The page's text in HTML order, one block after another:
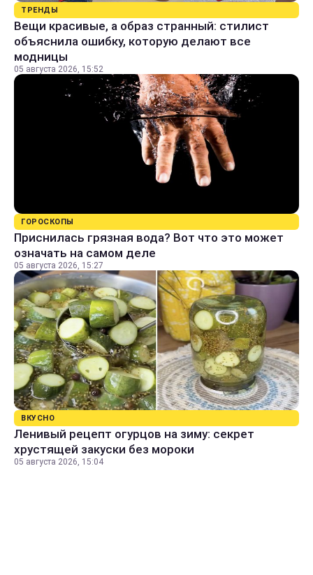
ТРЕНДЫ
Вещи красивые, а образ странный: стилист
объяснила ошибку, которую делают все
модницы
05 августа 2026, 15:52
ГОРОСКОПЫ
Приснилась грязная вода? Вот что это может
означать на самом деле
05 августа 2026, 15:27
ВКУСНО
Ленивый рецепт огурцов на зиму: секрет
хрустящей закуски без мороки
05 августа 2026, 15:04